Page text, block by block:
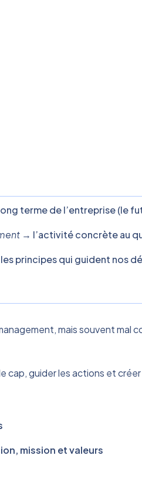
terme de l’entreprise (le
→ l’activité concrète au
principes qui guident nos
mais souvent mal
cap, guider les actions et
mission et valeurs